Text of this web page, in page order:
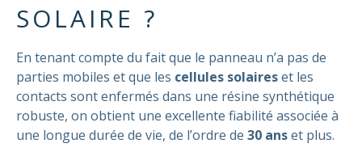
SOLAIRE ?
En tenant compte du fait que le panneau n’a pas de
parties mobiles et que les cellules solaireset les
contacts sont enfermés dans une résine synthétique
robuste, on obtient une excellente fiabilité associée à
une longue durée de vie, de l’ordre de 30 anset plus.